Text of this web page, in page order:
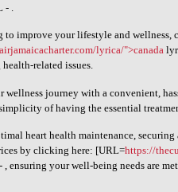
.
to improve your lifestyle and wellness,
lyrica/">canada
related issues.
wellness journey with a convenient,
of having the essential
heart health maintenance,
by clicking here: [URL=https://
ensuring your well-being needs are